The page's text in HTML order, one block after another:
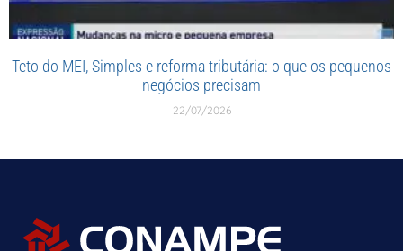
Teto do MEI, Simples e reforma tributária: o que os pequenos
negócios precisam
22/07/2026